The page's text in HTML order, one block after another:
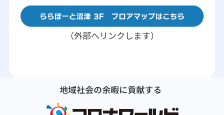
（外部へリンクします）